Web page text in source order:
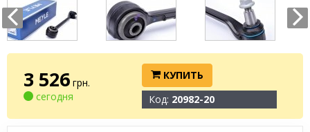
3 526 грн.
сегодня
КУПИТЬ
Код: 20982-20